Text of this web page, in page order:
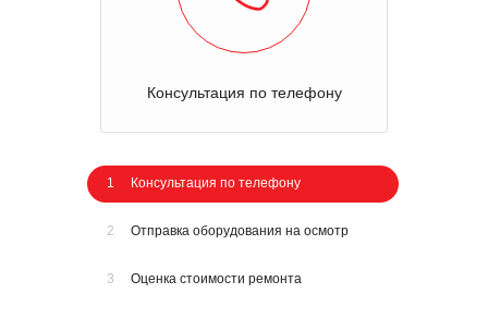
Консультация по телефону
1 Консультация по телефону
2 Отправка оборудования на осмотр
3 Оценка стоимости ремонта